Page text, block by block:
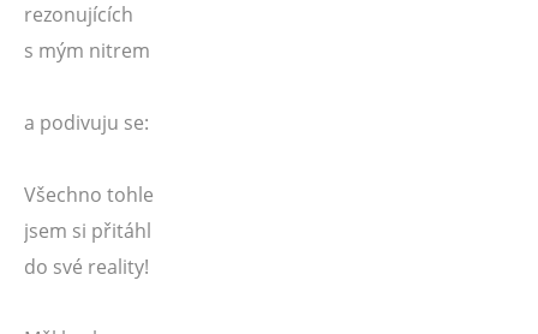
rezonujících
s mým nitrem
a podivuju se:
Všechno tohle
jsem si přitáhl
do své reality!